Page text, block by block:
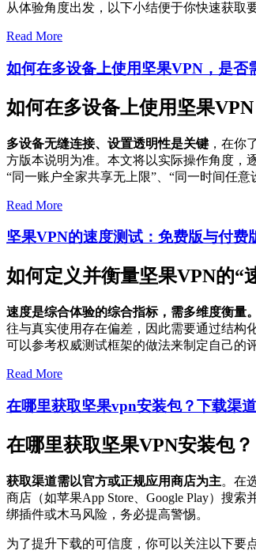
从体验角度出发，以下小结便于你快速获取
Read More
如何在多设备上使用坚果VPN，是否
如何在多设备上使用坚果VPN
多设备无缝连接、设置透明性是关键 ，在你
方版本说明为准。本文将以实际操作角度，
“同一账户全家共享无上限”、“同一时间任
Read More
坚果VPN的速度测试：免费版与付费
如何定义并衡量坚果VPN的“
速度是综合体验的综合指标，需多维度衡量。
往与真实使用存在偏差，因此需要通过结构
可以参考权威测试框架的做法来制定自己的
Read More
在哪里获取坚果vpn安装包？下载渠
在哪里获取坚果VPN安装包？
获取渠道需以官方或正规应用商店为主。在
商店（如苹果App Store、Google Play）搜
绑插件或木马风险，务必提高警惕。
为了提升下载的可信度，你可以关注以下要